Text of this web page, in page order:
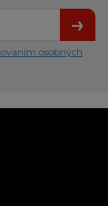
osobných